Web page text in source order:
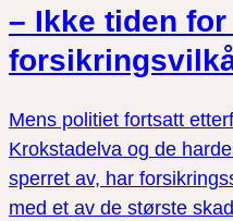
– Ikke tiden
Mens politiet fortsatt
Krokstadelva og de
sperret av, har
med et av de største